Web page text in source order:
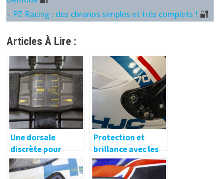
– PZ Racing : des chronos simples et très complets ! 🔐
Articles À Lire :
Une dorsale
discrète pour
protéger vos
vertèbres !
Protection et
brillance avec les
produits Nano Eco